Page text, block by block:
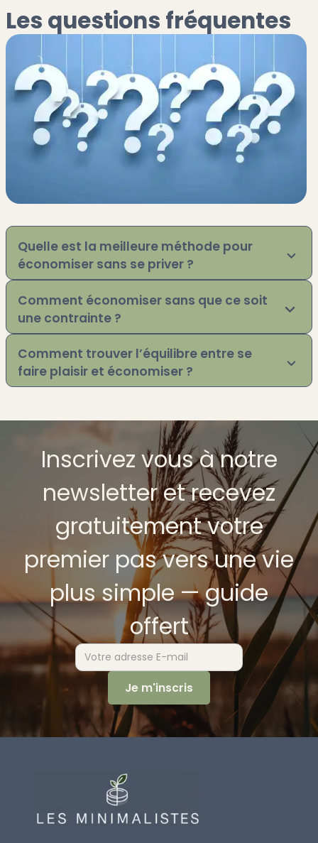
Les questions fréquentes
Quelle est la meilleure méthode pour
économiser sans se priver ?
Comment économiser sans que ce soit
une contrainte ?
Comment trouver l’équilibre entre se
faire plaisir et économiser ?
Inscrivez vous à notre
newsletter et recevez
gratuitement votre
premier pas vers une vie
plus simple — guide
offert